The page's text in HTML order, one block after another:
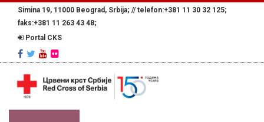
Simina 19, 11000 Beograd, Srbija; // telefon:+381 11 30 32 125;
faks:+381 11 263 43 48;
Portal CKS